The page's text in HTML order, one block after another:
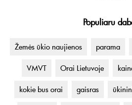
Populiaru
Žemės ūkio naujienos parama
VMVT Orai Lietuvoje
kokie bus orai gaisras